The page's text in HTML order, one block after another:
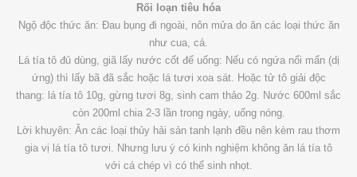
Rối loạn tiêu hóa
Ngộ độc thức ăn: Đau bụng đi ngoài, nôn mửa do ăn các loại thức ăn
như cua, cá.
Lá tía tô đủ dùng, giã lấy nước cốt để uống: Nếu có ngứa nổi mẩn (dị
ứng) thì lấy bã đã sắc hoặc lá tươi xoa sát. Hoặc tử tô giải độc
thang: lá tía tô 10g, gừng tươi 8g, sinh cam thảo 2g. Nước 600ml sắc
còn 200ml chia 2-3 lần trong ngày, uống nóng.
Lời khuyên: Ăn các loại thủy hải sản tanh lạnh đều nên kèm rau thơm
gia vị lá tía tô tươi. Nhưng lưu ý có kinh nghiệm không ăn lá tía tô
với cá chép vì có thể sinh nhọt.